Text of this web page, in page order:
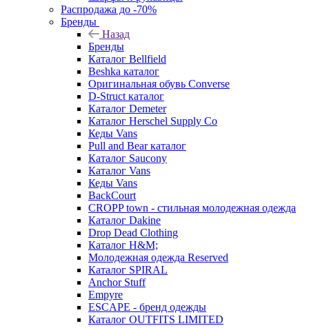
Распродажа до -70%
Бренды
Назад
Бренды
Каталог Bellfield
Beshka каталог
Оригинальная обувь Converse
D-Struct каталог
Каталог Demeter
Каталог Herschel Supply Co
Кеды Vans
Pull and Bear каталог
Каталог Saucony
Каталог Vans
Кеды Vans
BackCourt
CROPP town - стильная молодежная одежда
Каталог Dakine
Drop Dead Clothing
Каталог H&M;
Молодежная одежда Reserved
Каталог SPIRAL
Anchor Stuff
Empyre
ESCAPE - бренд одежды
Каталог OUTFITS LIMITED